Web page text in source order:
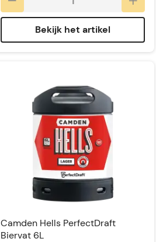
Bekijk het artikel
Camden Hells PerfectDraft
Biervat 6L